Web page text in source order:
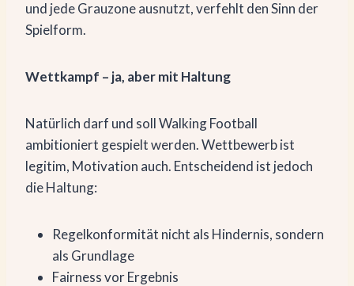
und jede Grauzone ausnutzt, verfehlt den Sinn der
Spielform.
Wettkampf – ja, aber mit Haltung
Natürlich darf und soll Walking Football
ambitioniert gespielt werden. Wettbewerb ist
legitim, Motivation auch. Entscheidend ist jedoch
die Haltung:
Regelkonformität nicht als Hindernis, sondern
als Grundlage
Fairness vor Ergebnis